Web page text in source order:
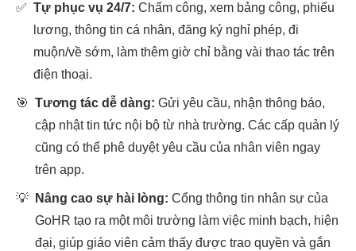
✅ Tự phục vụ 24/7: Chấm công, xem bảng công, phiếu
lương, thông tin cá nhân, đăng ký nghỉ phép, đi
muộn/về sớm, làm thêm giờ chỉ bằng vài thao tác trên
điện thoại.
🎯 Tương tác dễ dàng: Gửi yêu cầu, nhận thông báo,
cập nhật tin tức nội bộ từ nhà trường. Các cấp quản lý
cũng có thể phê duyệt yêu cầu của nhân viên ngay
trên app.
💡 Nâng cao sự hài lòng: Cổng thông tin nhân sự của
GoHR tạo ra một môi trường làm việc minh bạch, hiện
đại, giúp giáo viên cảm thấy được trao quyền và gắn